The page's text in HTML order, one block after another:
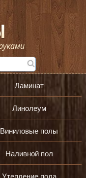
Ламинат
Линолеум
Виниловые полы
Наливной пол
Утепление пола